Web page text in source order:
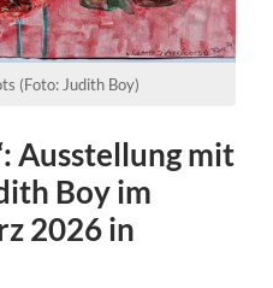
(Foto: Judith Boy)
Ausstellung mit
Boy im
2026 in